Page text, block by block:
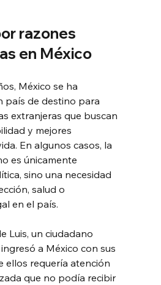
razones
en México
México se ha
país de destino para
extranjeras que buscan
y mejores
En algunos casos, la
es únicamente
sino una necesidad
salud o
en el país.
Luis, un ciudadano
a México con sus
ellos requería atención
que no podía recibir